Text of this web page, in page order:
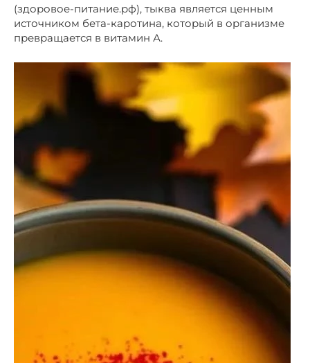
(здоровое-питание.рф), тыква является ценным
источником бета-каротина, который в организме
превращается в витамин А.